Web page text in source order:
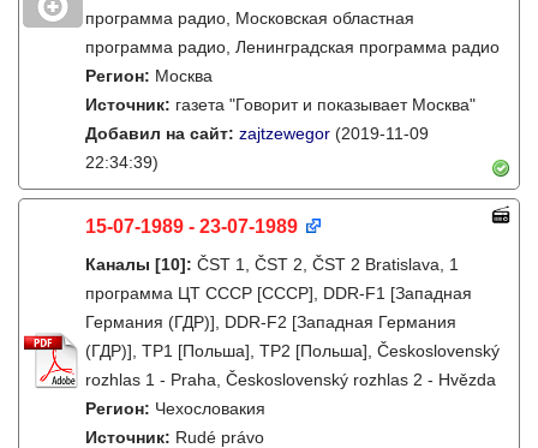
программа радио, Московская областная
программа радио, Ленинградская программа радио
Регион: Москва
Источник: газета "Говорит и показывает Москва"
Добавил на сайт: zajtzewegor (2019-11-09
22:34:39)
15-07-1989 - 23-07-1989
Каналы [10]: ČST 1, ČST 2, ČST 2 Bratislava, 1
программа ЦТ СССР [СССР], DDR-F1 [Западная
Германия (ГДР)], DDR-F2 [Западная Германия
(ГДР)], TP1 [Польша], TP2 [Польша], Československý
rozhlas 1 - Praha, Československý rozhlas 2 - Hvězda
Регион: Чехословакия
Источник: Rudé právo